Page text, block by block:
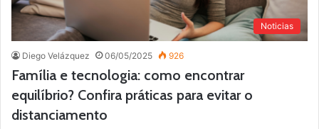
Noticias
Diego Velázquez 06/05/2025 926
Família e tecnologia: como encontrar
equilíbrio? Confira práticas para evitar o
distanciamento